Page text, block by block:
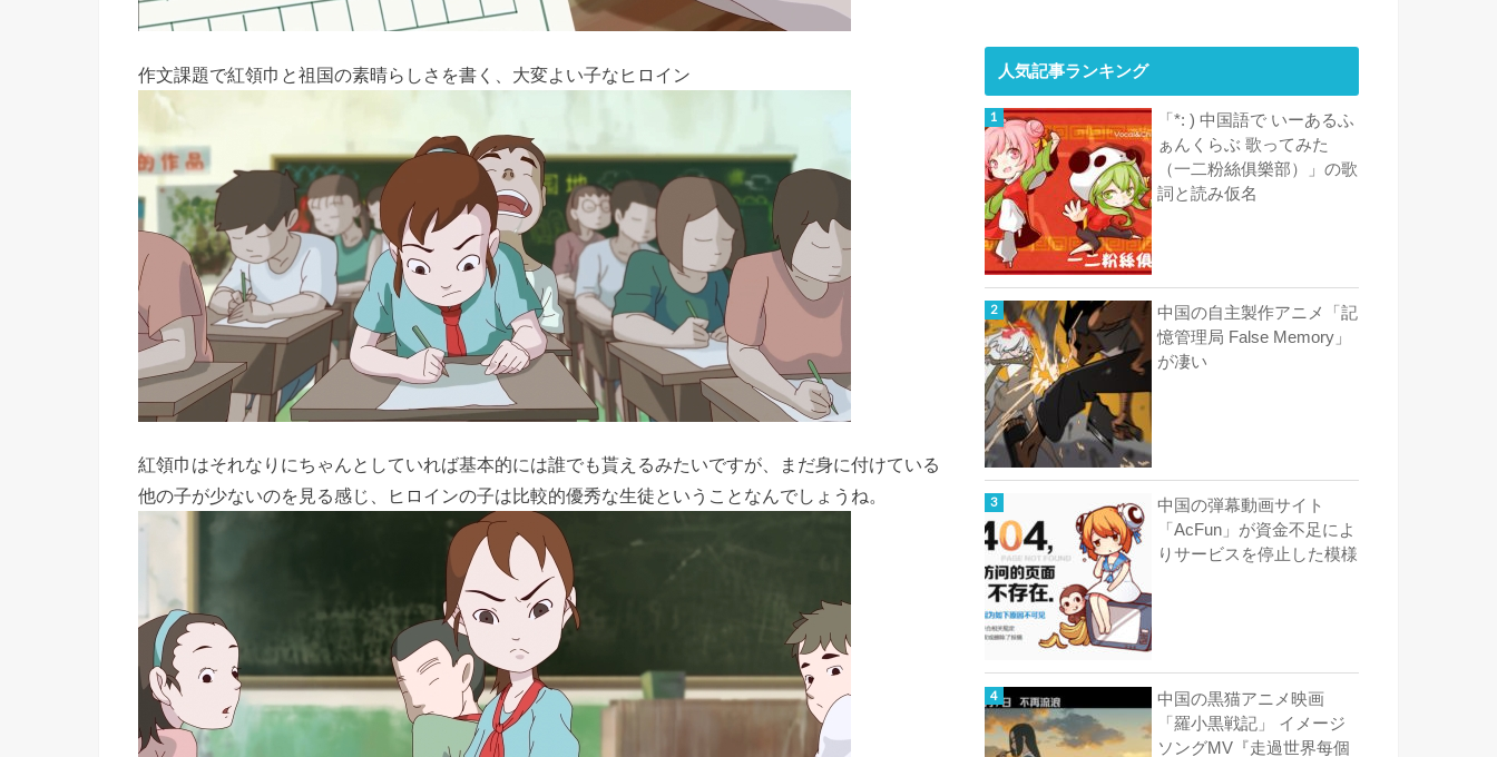
作文課題で紅領巾と祖国の素晴らしさを書く、大変よい子なヒロイン
紅領巾はそれなりにちゃんとしていれば基本的には誰でも貰えるみたいですが、まだ身に付けている
他の子が少ないのを見る感じ、ヒロインの子は比較的優秀な生徒ということなんでしょうね。
人気記事ランキング
「*: ) 中国語で いーあるふ
ぁんくらぶ 歌ってみた
（一二粉絲俱樂部）」の歌
詞と読み仮名
中国の自主製作アニメ「記
憶管理局 False Memory」
が凄い
中国の弾幕動画サイト
「AcFun」が資金不足によ
りサービスを停止した模様
中国の黒猫アニメ映画
「羅小黒戦記」 イメージ
ソングMV『走過世界每個